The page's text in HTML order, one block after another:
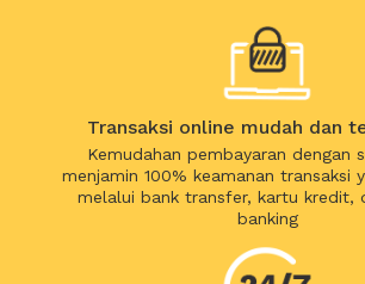
Transaksi online mudah dan
Kemudahan pembayaran dengan
menjamin 100% keamanan transaksi
melalui bank transfer, kartu kredit,
banking